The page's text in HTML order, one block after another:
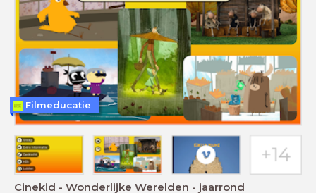
Cinekid - Wonderlijke Werelden - jaarrond
Filmeducatie